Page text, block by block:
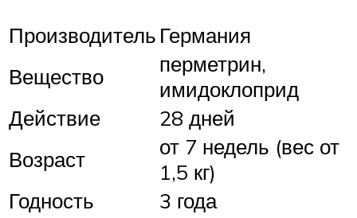
Производитель Германия
Вещество
перметрин,
имидоклоприд
Действие
28 дней
Возраст
от 7 недель (вес от
1,5 кг)
Годность
3 года